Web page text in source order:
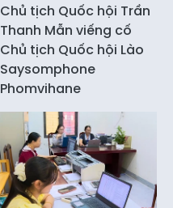
Chủ tịch Quốc hội Trần
Thanh Mẫn viếng cố
Chủ tịch Quốc hội Lào
Saysomphone
Phomvihane